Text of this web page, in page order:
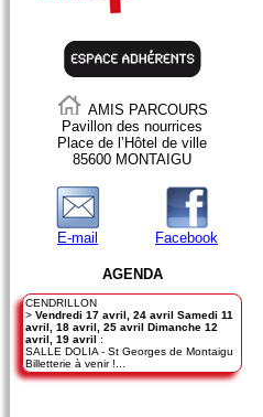
AMIS PARCOURS
Pavillon des nourrices
Place de l’Hôtel de ville
85600 MONTAIGU
E-mail Facebook
AGENDA
CENDRILLON
> Vendredi 17 avril, 24 avril Samedi 11
avril, 18 avril, 25 avril Dimanche 12
avril, 19 avril :
SALLE DOLIA - St Georges de Montaigu
Billetterie à venir !...